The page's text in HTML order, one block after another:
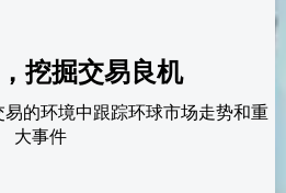
挖掘交易良机
的环境中跟踪环球市场走势和重
大事件